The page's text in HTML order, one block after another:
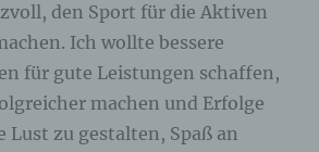
den Sport für die Aktiven
Ich wollte bessere
für gute Leistungen schaffen,
machen und Erfolge
Lust zu gestalten, Spaß an